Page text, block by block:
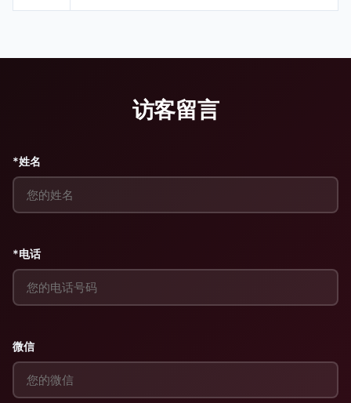
访客留言
*姓名
*电话
微信